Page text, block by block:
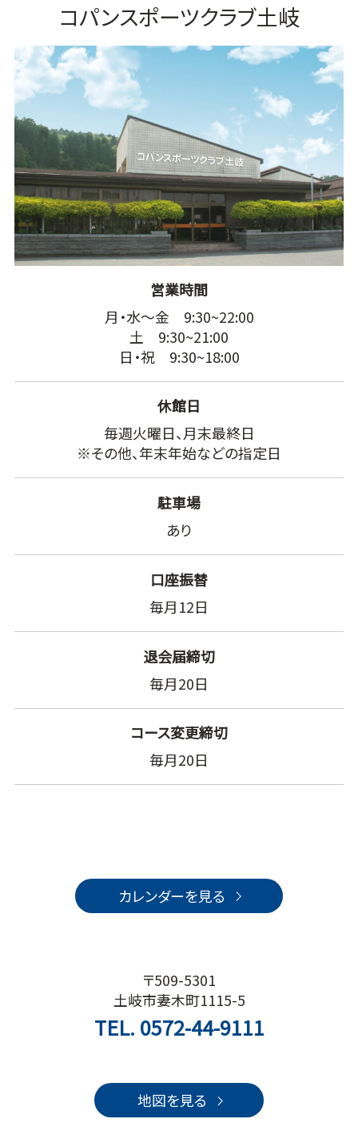
コパンスポーツクラブ土岐
営業時間
月・水～金 9:30~22:00
土 9:30~21:00
日・祝 9:30~18:00
休館日
毎週火曜日、月末最終日
※その他、年末年始などの指定日
駐車場
あり
口座振替
毎月12日
退会届締切
毎月20日
コース変更締切
毎月20日
カレンダーを見る
〒509-5301
土岐市妻木町1115-5
TEL. 0572-44-9111
地図を見る